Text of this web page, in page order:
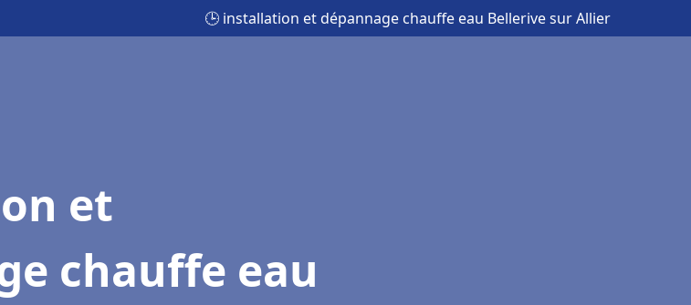
🕒 installation et dépannage chauffe eau Bellerive sur Allier
et
chauffe eau